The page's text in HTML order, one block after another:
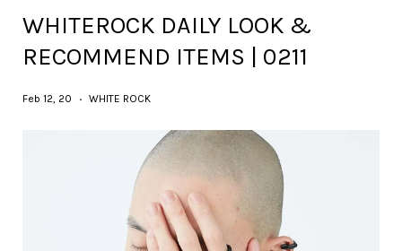
WHITEROCK DAILY LOOK &
RECOMMEND ITEMS | 0211
Feb 12, 20 • WHITE ROCK